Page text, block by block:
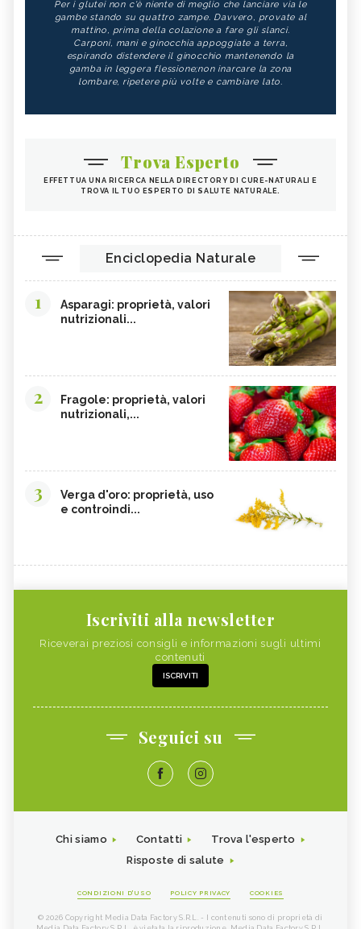
Per i glutei non c'è niente di meglio che lanciare via le
gambe stando su quattro zampe. Davvero, provate al
mattino, prima della colazione a fare gli slanci.
Carponi, mani e ginocchia appoggiate a terra,
espirando distendere il ginocchio mantenendo la
gamba in leggera flessione;non inarcare la zona
lombare, ripetere più volte e cambiare lato.
Trova Esperto
EFFETTUA UNA RICERCA NELLA DIRECTORY DI CURE-NATURALI E
TROVA IL TUO ESPERTO DI SALUTE NATURALE.
Enciclopedia Naturale
1
Asparagi: proprietà, valori
nutrizionali...
2
Fragole: proprietà, valori
nutrizionali,...
3
Verga d'oro: proprietà, uso
e controindi...
Iscriviti alla newsletter
Riceverai preziosi consigli e informazioni sugli ultimi
contenuti
ISCRIVITI
Seguici su
Chi siamo Contatti
Trova l'esperto
Risposte di salute
CONDIZIONI D'USO POLICY PRIVACY COOKIES
© 2026 Copyright Media Data Factory S.R.L. - I contenuti sono di proprietà di